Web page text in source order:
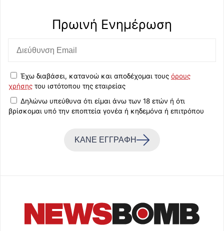
Πρωινή Eνημέρωση
Έχω διαβάσει, κατανοώ και αποδέχομαι τους όρους
χρήσης του ιστότοπου της εταιρείας
Δηλώνω υπεύθυνα ότι είμαι άνω των 18 ετών ή ότι
βρίσκομαι υπό την εποπτεία γονέα ή κηδεμόνα ή επιτρόπου
ΚΑΝΕ ΕΓΓΡΑΦΗ